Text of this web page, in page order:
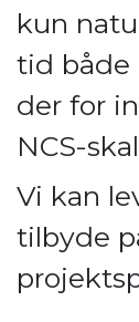
kun
tid både
der for
NCS-
Vi kan
tilbyde